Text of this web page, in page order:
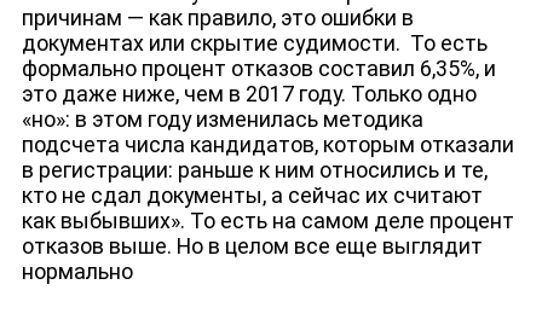
причинам — как правило, это ошибки в
документах или скрытие судимости. То есть
формально процент отказов составил 6,35%, и
это даже ниже, чем в 2017 году. Только одно
«но»: в этом году изменилась методика
подсчета числа кандидатов, которым отказали
в регистрации: раньше к ним относились и те,
кто не сдал документы, а сейчас их считают
как выбывших». То есть на самом деле процент
отказов выше. Но в целом все еще выглядит
нормально